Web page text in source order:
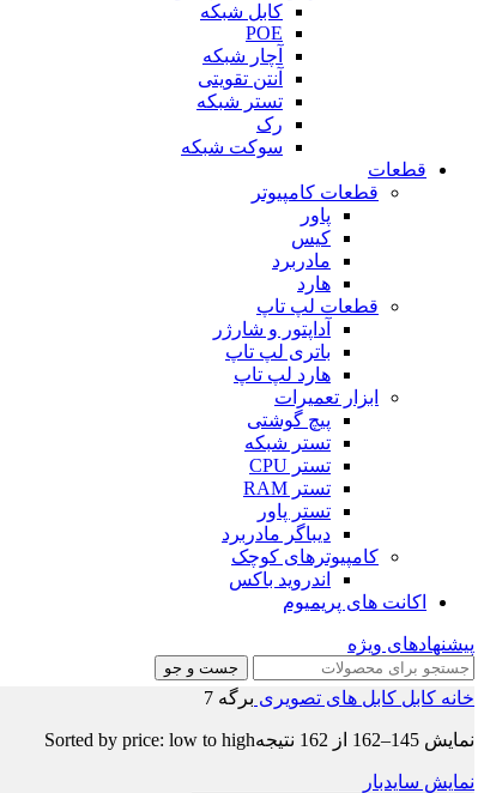
کابل شبکه
POE
آچار شبکه
آنتن تقویتی
تستر شبکه
رک
سوکت شبکه
قطعات
قطعات کامپیوتر
پاور
کیس
مادربرد
هارد
قطعات لپ تاپ
آداپتور و شارژر
باتری لپ تاپ
هارد لپ تاپ
ابزار تعمیرات
پیچ گوشتی
تستر شبکه
تستر CPU
تستر RAM
تستر پاور
دیباگر مادربرد
کامپیوترهای کوچک
اندروید باکس
اکانت های پریمیوم
پیشنهادهای ویژه
جست و جو
خانه کابل کابل های تصویری برگه 7
نمایش 145–162 از 162 نتیجه Sorted by price: low to high
نمایش سایدبار